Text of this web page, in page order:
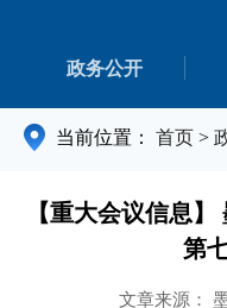
政务公开
当前位置： 首页 >
【重大会议信息
第
文章来源：